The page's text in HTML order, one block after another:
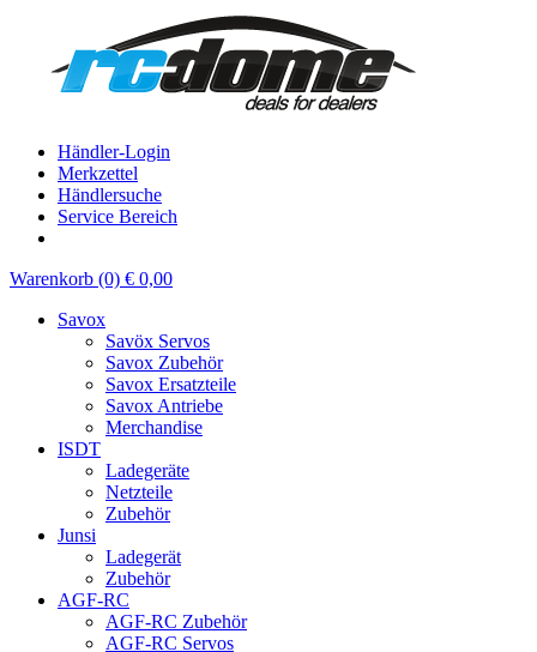
Händler-Login
Merkzettel
Händlersuche
Service Bereich
Warenkorb (0) € 0,00
Savox
Savöx Servos
Savox Zubehör
Savox Ersatzteile
Savox Antriebe
Merchandise
ISDT
Ladegeräte
Netzteile
Zubehör
Junsi
Ladegerät
Zubehör
AGF-RC
AGF-RC Zubehör
AGF-RC Servos